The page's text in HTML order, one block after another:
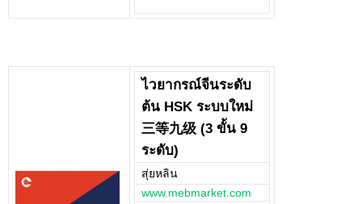
ไวยากรณ์จีนระดับ
ต้น HSK ระบบใหม่
三等九级 (3 ขั้น 9
ระดับ)
สุ่ยหลิน
www.mebmarket.com